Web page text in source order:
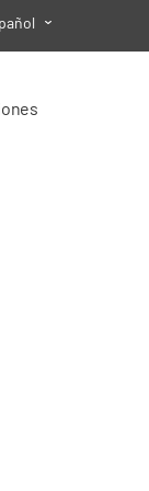
Toggle Select